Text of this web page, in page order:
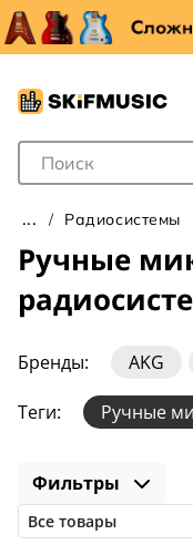
Поле для Поиска
Радиосистемы
Ручные
Бренды: AKG
Audio-technica
LAudio
Relacart
Sennheiser
Теги:
Ручные
Shure (2
Вокальные
Фильтры